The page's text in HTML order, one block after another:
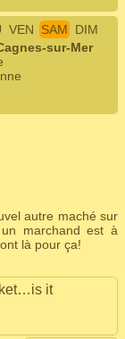
VEN SAM
DIM
sur-Mer
autre maché sur
marchand est à
là pour ça!
it